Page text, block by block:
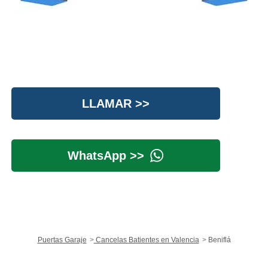
LLAMAR >>
WhatsApp >>
Puertas Garaje Cancelas Batientes en Valencia Beniflá